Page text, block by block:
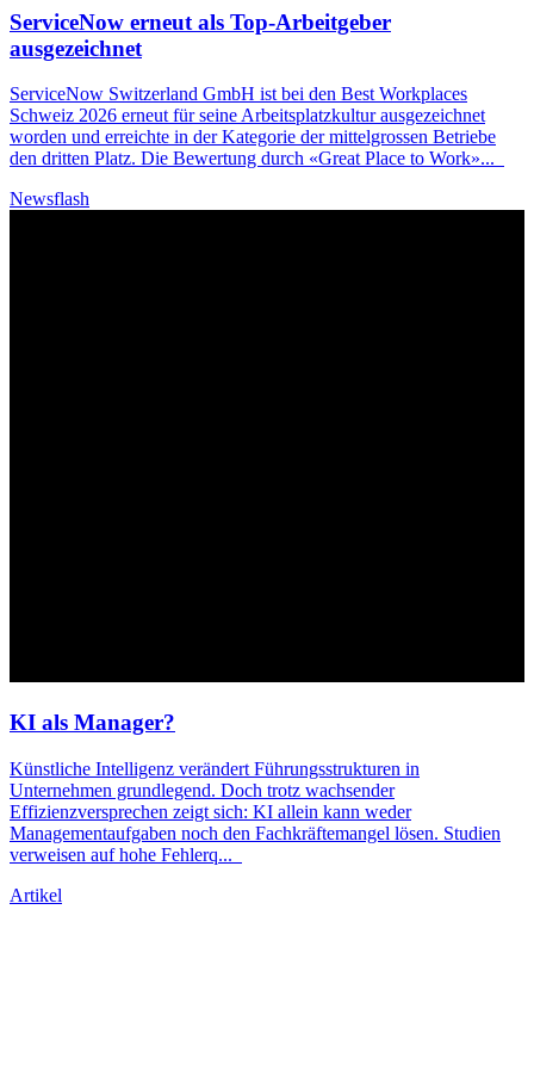
ServiceNow erneut als Top-Arbeitgeber
ausgezeichnet
ServiceNow Switzerland GmbH ist bei den Best Workplaces
Schweiz 2026 erneut für seine Arbeitsplatzkultur ausgezeichnet
worden und erreichte in der Kategorie der mittelgrossen Betriebe
den dritten Platz. Die Bewertung durch «Great Place to Work»...
Newsflash
KI als Manager?
Künstliche Intelligenz verändert Führungsstrukturen in
Unternehmen grundlegend. Doch trotz wachsender
Effizienzversprechen zeigt sich: KI allein kann weder
Managementaufgaben noch den Fachkräftemangel lösen. Studien
verweisen auf hohe Fehlerq...
Artikel